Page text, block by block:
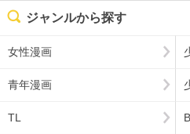
ジャンルから探す
女性漫画
青年漫画
TL